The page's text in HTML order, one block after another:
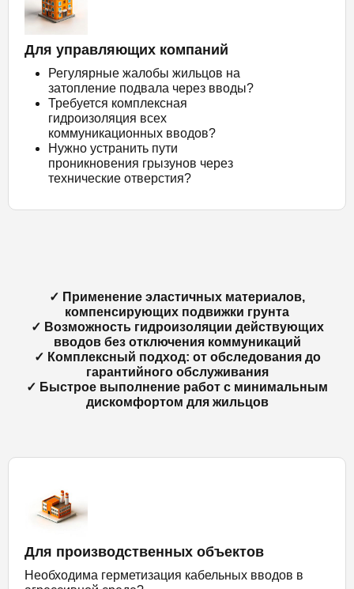
Для управляющих компаний
Регулярные жалобы жильцов на
затопление подвала через вводы?
Требуется комплексная
гидроизоляция всех
коммуникационных вводов?
Нужно устранить пути
проникновения грызунов через
технические отверстия?
✓ Применение эластичных материалов,
компенсирующих подвижки грунта
✓ Возможность гидроизоляции действующих
вводов без отключения коммуникаций
✓ Комплексный подход: от обследования до
гарантийного обслуживания
✓ Быстрое выполнение работ с минимальным
дискомфортом для жильцов
Для производственных объектов
Необходима герметизация кабельных вводов в